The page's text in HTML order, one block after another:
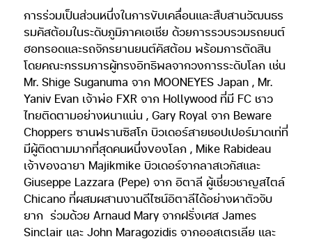
การร่วมเป็นส่วนหนึ่งในการขับเคลื่อนและสืบสานวัฒนธร
รมคัสต้อมในระดับภูมิภาคเอเชีย ด้วยการรวบรวมรถยนต์
ฮอทรอดและรถจักรยานยนต์คัสต้อม พร้อมการตัดสิน
โดยคณะกรรมการผู้ทรงอิทธิพลจากวงการระดับโลก เช่น
Mr. Shige Suganuma จาก MOONEYES Japan , Mr.
Yaniv Evan เจ้าพ่อ FXR จาก Hollywood ที่มี FC ชาว
ไทยติดตามอย่างหนาแน่น , Gary Royal จาก Beware
Choppers ซานฟรานซิสโก บิวเดอร์สายชอปเปอร์มาดเท่ที่
มีผู้ติดตามมากที่สุดคนหนึ่งของโลก , Mike Rabideau
เจ้าของฉายา Majikmike บิวเดอร์จากลาสเวกัสและ
Giuseppe Lazzara (Pepe) จาก อิตาลี ผู้เชี่ยวชาญสไตล์
Chicano ที่ผสมผสานงานดีไซน์อิตาลีได้อย่างหาตัวจับ
ยาก ร่วมด้วย Arnaud Mary จากฝรั่งเศส James
Sinclair และ John Maragozidis จากออสเตรเลีย และ